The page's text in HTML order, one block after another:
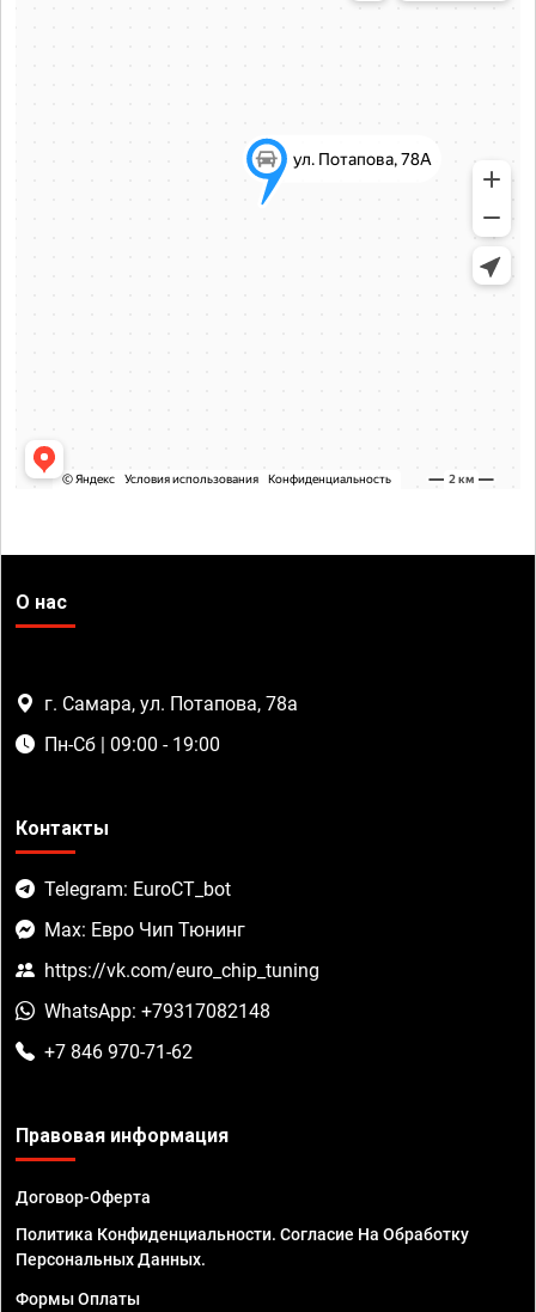
О нас
г. Самара, ул. Потапова, 78а
Пн-Сб | 09:00 - 19:00
Контакты
Telegram: EuroCT_bot
Max: Евро Чип Тюнинг
https://vk.com/euro_chip_tuning
WhatsApp: +79317082148
+7 846 970-71-62
Правовая информация
Договор-Оферта
Политика Конфиденциальности. Согласие На Обработку
Персональных Данных.
Формы Оплаты